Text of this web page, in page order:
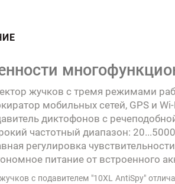
жучков с тремя режимами
мобильных сетей, GPS и Wi-
диктофонов с
частотный диапазон:
регулировка
питание от встроенного
с подавителем "10XL AntiSpy"